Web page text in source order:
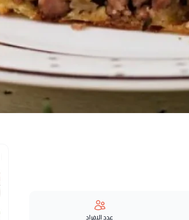
عدد الافراد